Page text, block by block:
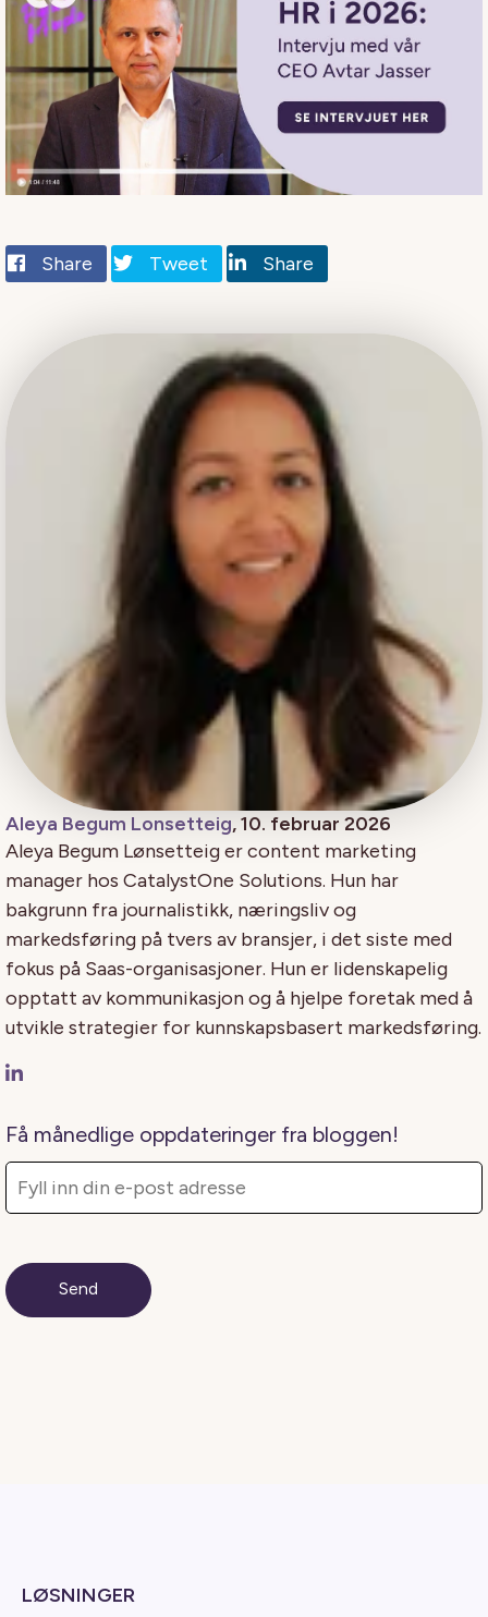
Share Tweet Share
Aleya Begum Lonsetteig, 10. februar 2026
Aleya Begum Lønsetteig er content marketing
manager hos CatalystOne Solutions. Hun har
bakgrunn fra journalistikk, næringsliv og
markedsføring på tvers av bransjer, i det siste med
fokus på Saas-organisasjoner. Hun er lidenskapelig
opptatt av kommunikasjon og å hjelpe foretak med å
utvikle strategier for kunnskapsbasert markedsføring.
Få månedlige oppdateringer fra bloggen!
LØSNINGER